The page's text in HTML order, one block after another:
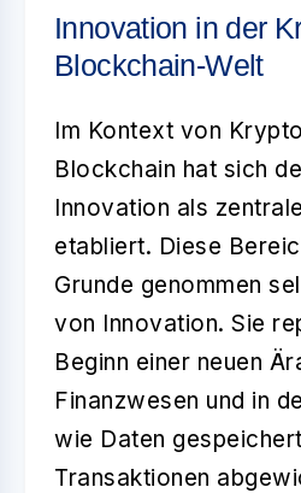
Innovation in der
Blockchain-Welt
Im Kontext von
Blockchain hat sich
Innovation als
etabliert. Diese
Grunde genommen
von Innovation. Sie
Beginn einer neuen
Finanzwesen und in
wie Daten
Transaktionen